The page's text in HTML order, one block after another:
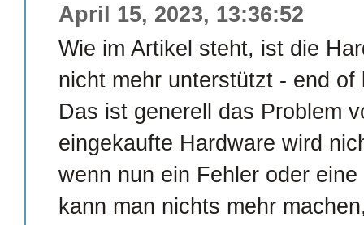
April 15, 2023, 13:36:52
Wie im Artikel steht, ist die
nicht mehr unterstützt - end of
Das ist generell das Problem
eingekaufte Hardware wird
wenn nun ein Fehler oder
kann man nichts mehr